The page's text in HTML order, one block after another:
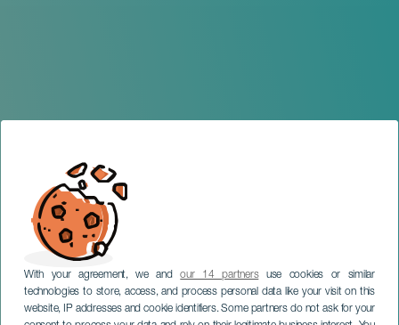
With your agreement, we andour 14 partnersuse cookies or similar
technologies to store, access, and process personal data like your visit on this
website, IP addresses and cookie identifiers. Some partners do not ask for your